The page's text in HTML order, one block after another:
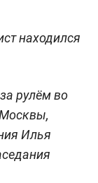
находился
рулём во
Илья